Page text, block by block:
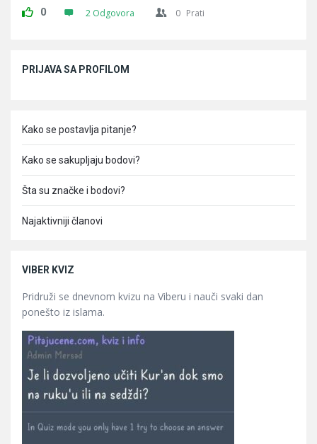
0 2 Odgovora 0 Prati
PRIJAVA SA PROFILOM
Kako se postavlja pitanje?
Kako se sakupljaju bodovi?
Šta su značke i bodovi?
Najaktivniji članovi
VIBER KVIZ
Pridruži se dnevnom kvizu na Viberu i nauči svaki dan
ponešto iz islama.